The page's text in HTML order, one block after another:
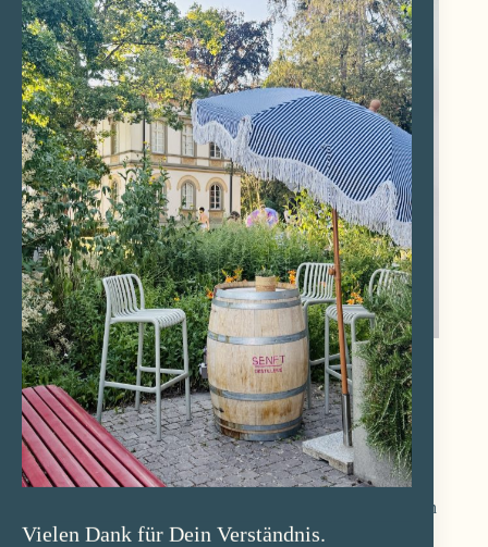
Vielen Dank für Dein Verständnis.
Knistertuch Minzpunkt personalisierbar
CHF29.00–CHF39.00
Ein liebevoll handgemachtesNuschi mit Beissring, das alle
Sinne deines Babys anspricht: greifen, hören, fühlen, entdecken
– und natürlich auch in den Mund nehmen.